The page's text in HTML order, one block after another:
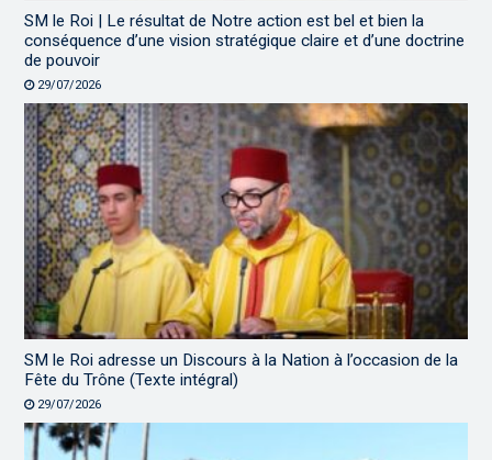
SM le Roi | Le résultat de Notre action est bel et bien la
conséquence d’une vision stratégique claire et d’une doctrine
de pouvoir
29/07/2026
SM le Roi adresse un Discours à la Nation à l’occasion de la
Fête du Trône (Texte intégral)
29/07/2026